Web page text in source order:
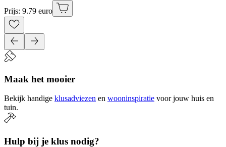
Prijs: 9.79 euro
Maak het mooier
Bekijk handige klusadviezen en wooninspiratie voor jouw huis en
tuin.
Hulp bij je klus nodig?